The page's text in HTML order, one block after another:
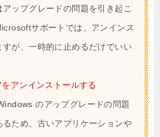
ップグレードの問題を引き起こ
サポートでは、アンインス
すが、一時的に止めるだけでいい
アンインストールする
のアップグレードの問題
ため、古いアプリケーションや